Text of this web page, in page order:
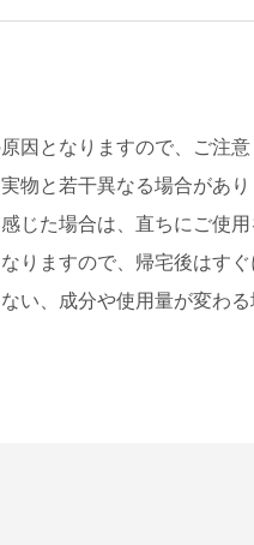
因となりますので、ご注意
物と若干異なる場合があり
じた場合は、直ちにご使用
りますので、帰宅後はすぐ
い、成分や使用量が変わ